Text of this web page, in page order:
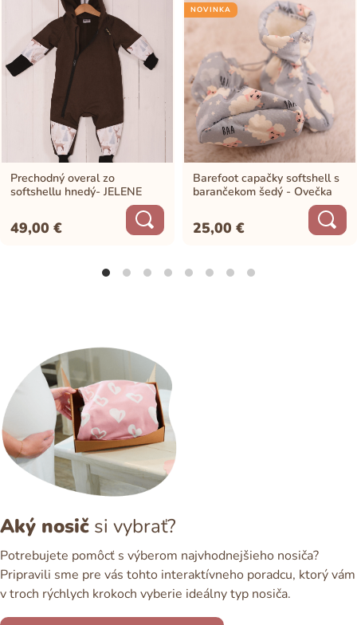
Prechodný overal zo
softshellu hnedý- JELENE
49,00€
NOVINKA
Barefoot capačky softshell s
barančekom šedý - Ovečka
25,00€
Aký nosič si vybrať?
Potrebujete pomôcť s výberom najvhodnejšieho nosiča?
Pripravili sme pre vás tohto interaktívneho poradcu, ktorý vám
v troch rýchlych krokoch vyberie ideálny typ nosiča.